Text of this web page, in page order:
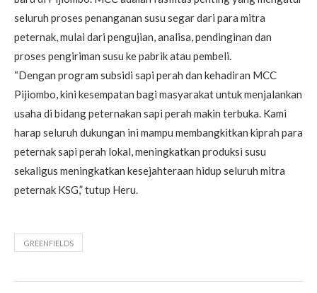
seluruh proses penanganan susu segar dari para mitra
peternak, mulai dari pengujian, analisa, pendinginan dan
proses pengiriman susu ke pabrik atau pembeli.
“Dengan program subsidi sapi perah dan kehadiran MCC
Pijiombo, kini kesempatan bagi masyarakat untuk menjalankan
usaha di bidang peternakan sapi perah makin terbuka. Kami
harap seluruh dukungan ini mampu membangkitkan kiprah para
peternak sapi perah lokal, meningkatkan produksi susu
sekaligus meningkatkan kesejahteraan hidup seluruh mitra
peternak KSG,” tutup Heru.
GREENFIELDS